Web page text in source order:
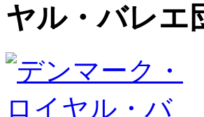
ヤル・バレ